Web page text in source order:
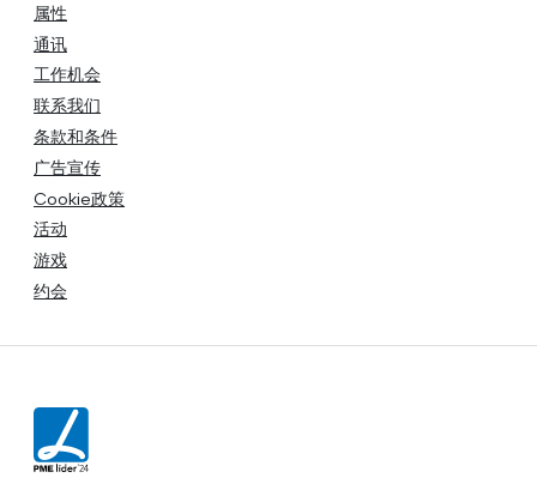
属性
通讯
工作机会
联系我们
条款和条件
广告宣传
Cookie政策
活动
游戏
约会